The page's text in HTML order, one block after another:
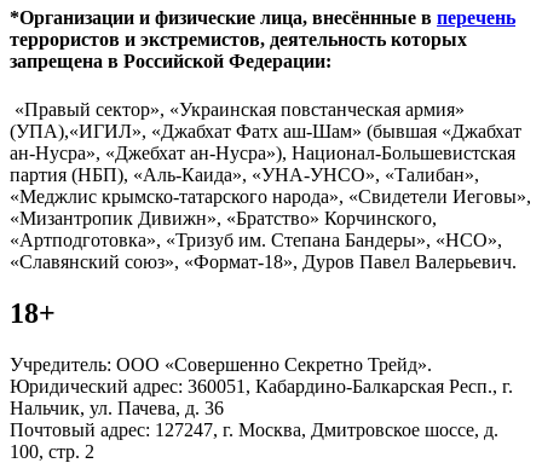
*Организации и физические лица, внесённные в перечень
террористов и экстремистов, деятельность которых
запрещена в Российской Федерации:
«Правый сектор», «Украинская повстанческая армия»
(УПА),«ИГИЛ», «Джабхат Фатх аш-Шам» (бывшая «Джабхат
ан-Нусра», «Джебхат ан-Нусра»), Национал-Большевистская
партия (НБП), «Аль-Каида», «УНА-УНСО», «Талибан»,
«Меджлис крымско-татарского народа», «Свидетели Иеговы»,
«Мизантропик Дивижн», «Братство» Корчинского,
«Артподготовка», «Тризуб им. Степана Бандеры», «НСО»,
«Славянский союз», «Формат-18», Дуров Павел Валерьевич.
18+
Учредитель: ООО «Совершенно Секретно Трейд».
Юридический адрес: 360051, Кабардино-Балкарская Респ., г.
Нальчик, ул. Пачева, д. 36
Почтовый адрес: 127247, г. Москва, Дмитровское шоссе, д.
100, стр. 2